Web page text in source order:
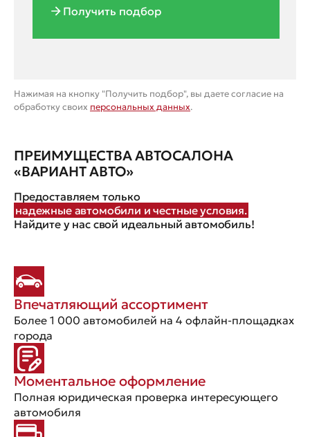
Получить подбор
Нажимая на кнопку "Получить подбор", вы даете согласие на
обработку своих персональных данных.
ПРЕИМУЩЕСТВА АВТОСАЛОНА
«ВАРИАНТ АВТО»
Предоставляем только
надежные автомобили и честные условия.
Найдите у нас свой идеальный автомобиль!
Впечатляющий ассортимент
Более 1 000 автомобилей на 4 офлайн-площадках
города
Моментальное оформление
Полная юридическая проверка интересующего
автомобиля